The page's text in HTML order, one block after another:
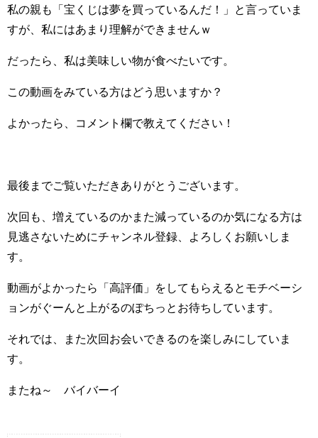
私の親も「宝くじは夢を買っているんだ！」と言っていま
すが、私にはあまり理解ができませんｗ
だったら、私は美味しい物が食べたいです。
この動画をみている方はどう思いますか？
よかったら、コメント欄で教えてください！
最後までご覧いただきありがとうございます。
次回も、増えているのかまた減っているのか気になる方は
見逃さないためにチャンネル登録、よろしくお願いしま
す。
動画がよかったら「高評価」をしてもらえるとモチベーシ
ョンがぐーんと上がるのぽちっとお待ちしています。
それでは、また次回お会いできるのを楽しみにしていま
す。
またね～ バイバーイ